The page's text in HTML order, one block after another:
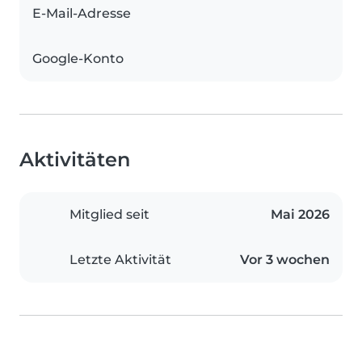
E-Mail-Adresse
Google-Konto
Aktivitäten
Mitglied seit Mai 2026
Letzte Aktivität Vor 3 wochen